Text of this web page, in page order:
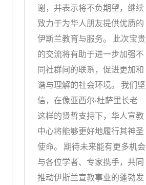
谢，并表示将不负期望，继续
致力于为华人朋友提供优质的
伊斯兰教育与服务。 此次宝贵
的交流将有助于进一步加强不
同社群间的联系，促进更加和
谐与理解的社会环境。 我们坚
信，在像亚西尔·杜萨里长老
这样的贤哲支持下，华人宣教
中心将能够更好地履行其神圣
使命。 期待未来能有更多机会
与各位学者、专家携手，共同
推动伊斯兰宣教事业的蓬勃发